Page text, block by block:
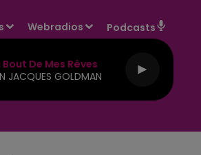
Webradios Podcasts
Bout De Mes Rêves
JACQUES GOLDMAN